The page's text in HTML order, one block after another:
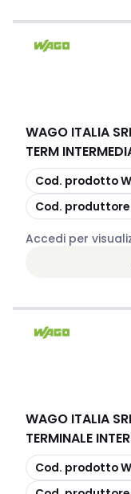
WAGO ITALIA
TERM
copia
Cod. prodotto
copia
Cod. produttore
Accedi per
WAGO ITALIA
TERMINALE
copia
Cod. prodotto
copia